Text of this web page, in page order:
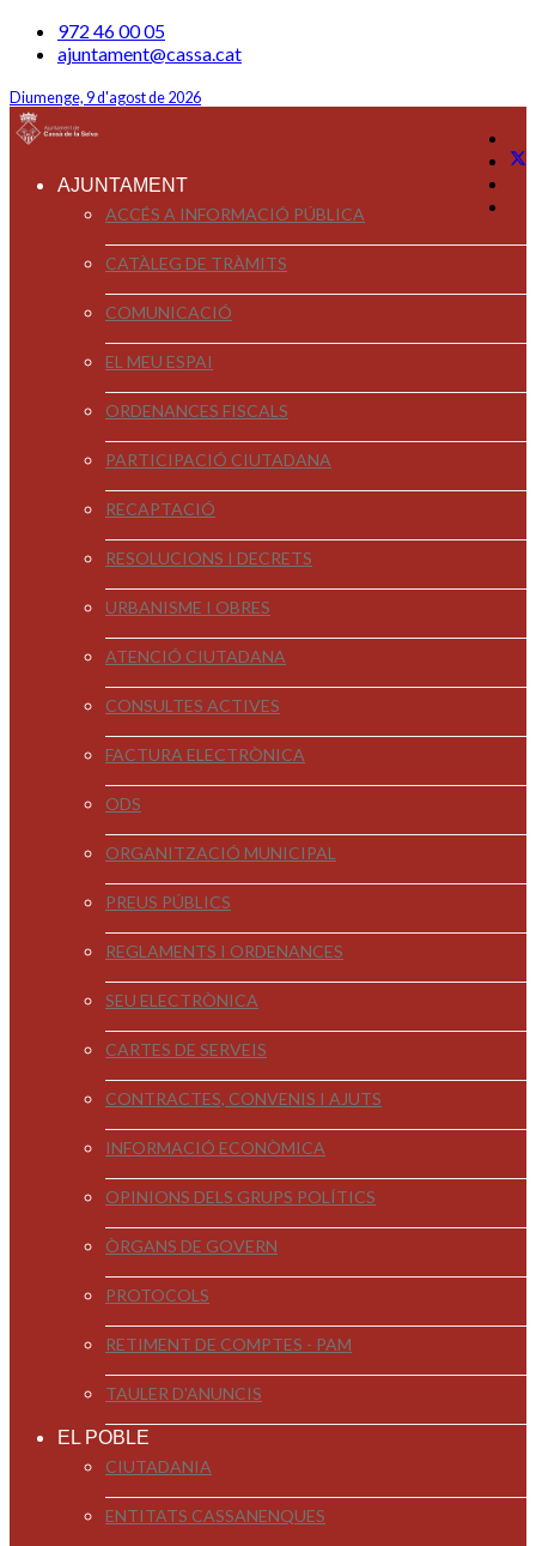
972 46 00 05
ajuntament@cassa.cat
Diumenge, 9 d'agost de 2026
AJUNTAMENT
ACCÉS A INFORMACIÓ PÚBLICA
CATÀLEG DE TRÀMITS
COMUNICACIÓ
EL MEU ESPAI
ORDENANCES FISCALS
PARTICIPACIÓ CIUTADANA
RECAPTACIÓ
RESOLUCIONS I DECRETS
URBANISME I OBRES
ATENCIÓ CIUTADANA
CONSULTES ACTIVES
FACTURA ELECTRÒNICA
ODS
ORGANITZACIÓ MUNICIPAL
PREUS PÚBLICS
REGLAMENTS I ORDENANCES
SEU ELECTRÒNICA
CARTES DE SERVEIS
CONTRACTES, CONVENIS I AJUTS
INFORMACIÓ ECONÒMICA
OPINIONS DELS GRUPS POLÍTICS
ÒRGANS DE GOVERN
PROTOCOLS
RETIMENT DE COMPTES - PAM
TAULER D'ANUNCIS
EL POBLE
CIUTADANIA
ENTITATS CASSANENQUES